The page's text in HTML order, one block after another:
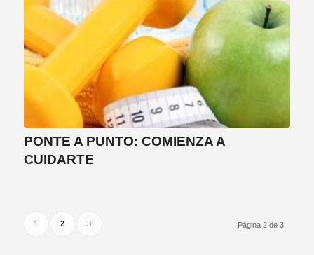
PONTE A PUNTO: COMIENZA A
CUIDARTE
Página 2 de 3
1 2 3